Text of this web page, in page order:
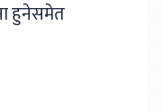
हुनेसमेत